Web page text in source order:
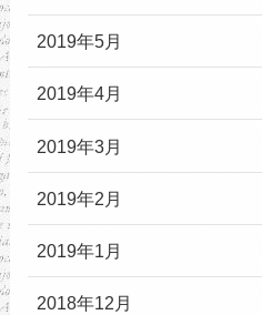
2019年5月
2019年4月
2019年3月
2019年2月
2019年1月
2018年12月